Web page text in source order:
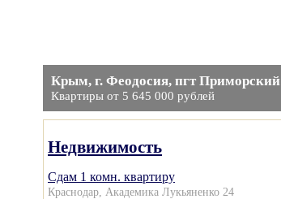
Крым, г. Феодосия, пгт Приморский
Квартиры от 5 645 000 рублей
Недвижимость
Сдам 1 комн. квартиру
Краснодар, Академика Лукьяненко 24